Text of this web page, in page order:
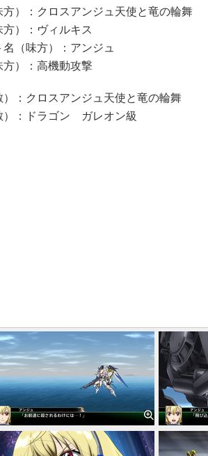
方）：クロスアンジュ天使と竜の輪舞
）：ヴィルキス
（味方）：アンジュ
方）：高機動攻撃
）：クロスアンジュ天使と竜の輪舞
）：ドラゴン ガレオン級